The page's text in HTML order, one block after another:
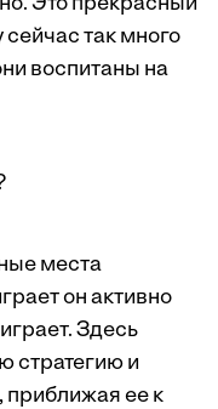
так много
воспитаны на
места
он активно
Здесь
стратегию и
ее к